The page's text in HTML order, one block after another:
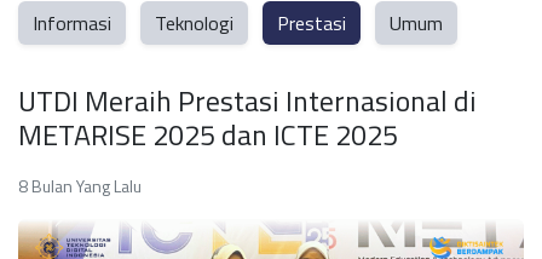
Informasi Teknologi Prestasi Umum
UTDI Meraih Prestasi Internasional di
METARISE 2025 dan ICTE 2025
8 Bulan Yang Lalu